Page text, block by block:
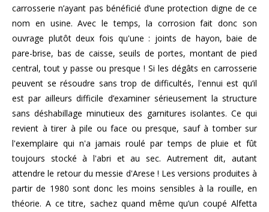
carrosserie n’ayant pas bénéficié d’une protection digne de ce
nom en usine. Avec le temps, la corrosion fait donc son
ouvrage plutôt deux fois qu'une : joints de hayon, baie de
pare-brise, bas de caisse, seuils de portes, montant de pied
central, tout y passe ou presque ! Si les dégâts en carrosserie
peuvent se résoudre sans trop de difficultés, l'ennui est qu’il
est par ailleurs difficile d’examiner sérieusement la structure
sans déshabillage minutieux des garnitures isolantes. Ce qui
revient à tirer à pile ou face ou presque, sauf à tomber sur
l'exemplaire qui n'a jamais roulé par temps de pluie et fût
toujours stocké à l'abri et au sec. Autrement dit, autant
attendre le retour du messie d'Arese ! Les versions produites à
partir de 1980 sont donc les moins sensibles à la rouille, en
théorie. A ce titre, sachez quand même qu’un coupé Alfetta